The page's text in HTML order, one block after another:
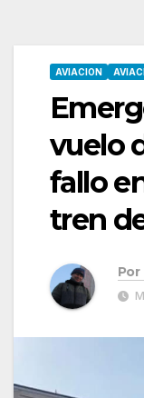
AVIACION
vuelo
fallo
tren
Por